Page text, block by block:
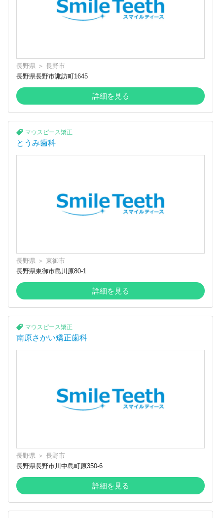
長野県 ＞ 長野市
長野県長野市諏訪町1645
詳細を見る
マウスピース矯正
とうみ歯科
長野県 ＞ 東御市
長野県東御市島川原80-1
詳細を見る
マウスピース矯正
南原さかい矯正歯科
長野県 ＞ 長野市
長野県長野市川中島町原350-6
詳細を見る